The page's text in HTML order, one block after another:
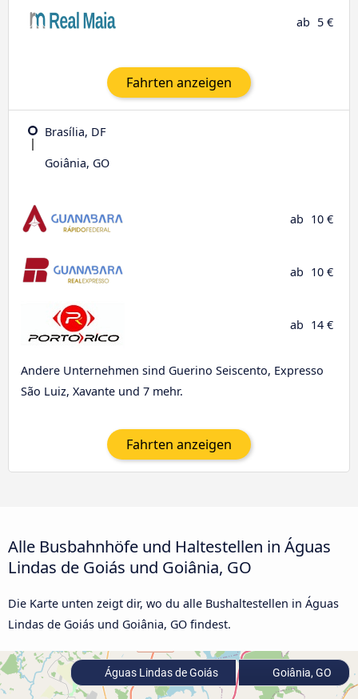
ab 5 €
Fahrten anzeigen
Brasília, DF
Goiânia, GO
ab 10 €
ab 10 €
ab 14 €
Andere Unternehmen sind Guerino Seiscento, Expresso
São Luiz, Xavante und 7 mehr.
Fahrten anzeigen
Alle Busbahnhöfe und Haltestellen in Águas
Lindas de Goiás und Goiânia, GO
Die Karte unten zeigt dir, wo du alle Bushaltestellen in Águas
Lindas de Goiás und Goiânia, GO findest.
Águas Lindas de Goiás Goiânia, GO